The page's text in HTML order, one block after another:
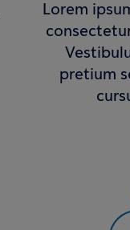
Lorem
pretium